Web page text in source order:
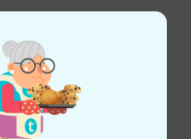
ceea ce vezi?
Ajutor și feedback